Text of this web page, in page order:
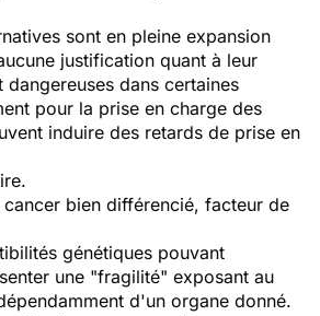
sont en pleine expansion
justification quant à leur
dans certaines
pour la prise en charge des
induire des retards de prise en
bien différencié, facteur de
génétiques pouvant
une "fragilité" exposant au
d'un organe donné.